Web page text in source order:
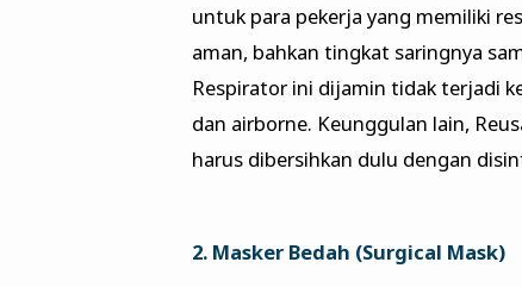
untuk para pekerja yang memiliki
aman, bahkan tingkat saringnya
Respirator ini dijamin tidak terjadi
dan airborne. Keunggulan lain,
harus dibersihkan dulu dengan
2. Masker Bedah (Surgical Mask)